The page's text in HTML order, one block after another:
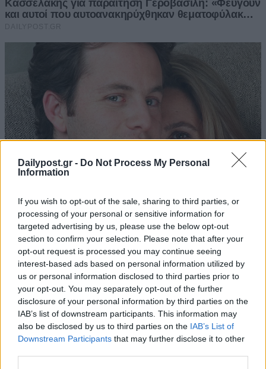
Dailypost.gr - Do Not Process My Personal
Information
If you wish to opt-out of the sale, sharing to third parties, or
processing of your personal or sensitive information for
targeted advertising by us, please use the below opt-out
section to confirm your selection. Please note that after your
opt-out request is processed you may continue seeing
interest-based ads based on personal information utilized by
us or personal information disclosed to third parties prior to
your opt-out. You may separately opt-out of the further
disclosure of your personal information by third parties on the
IAB’s list of downstream participants. This information may
also be disclosed by us to third parties on the IAB’s List of
Downstream Participants that may further disclose it to other